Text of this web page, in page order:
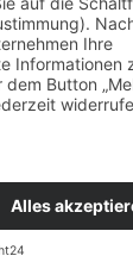
mehr
unter